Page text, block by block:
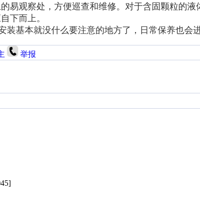
易观察处，方便巡查和维修。对于含固颗粒的液
下而上。
装基本就没什么要注意的地方了，日常保养也会
举报